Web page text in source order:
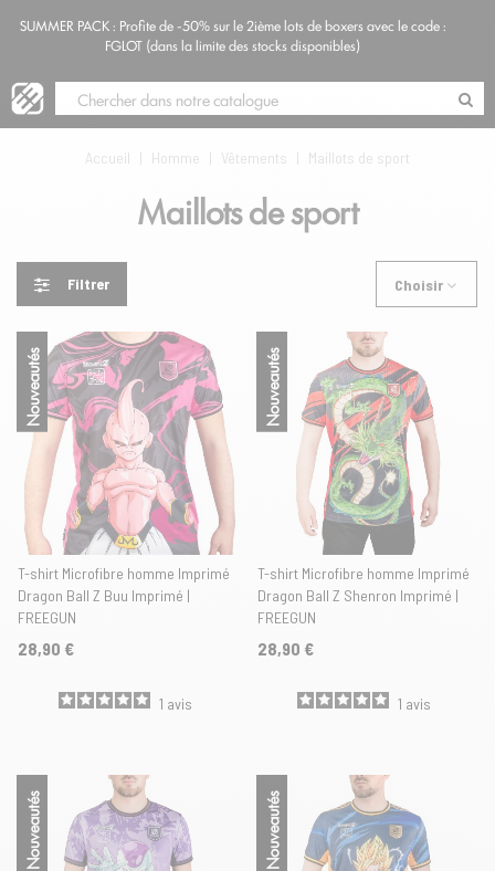
SUMMER PACK : Profite de -50% sur le 2ième lots de boxers avec le code :
FGLOT (dans la limite des stocks disponibles)
Accueil | Homme | Vêtements | Maillots de sport
Maillots de sport
Filtrer Choisir
Nouveautés
T-shirt Microfibre homme Imprimé
Dragon Ball Z Buu Imprimé |
FREEGUN
28,90 €
1 avis
Nouveautés
T-shirt Microfibre homme Imprimé
Dragon Ball Z Shenron Imprimé |
FREEGUN
28,90 €
1 avis
Nouveautés Nouveautés